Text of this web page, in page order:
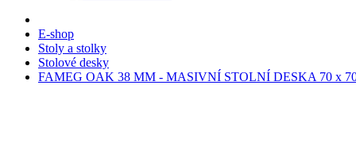
E-shop
Stoly a stolky
Stolové desky
FAMEG OAK 38 MM - MASIVNÍ STOLNÍ DESKA 70 x